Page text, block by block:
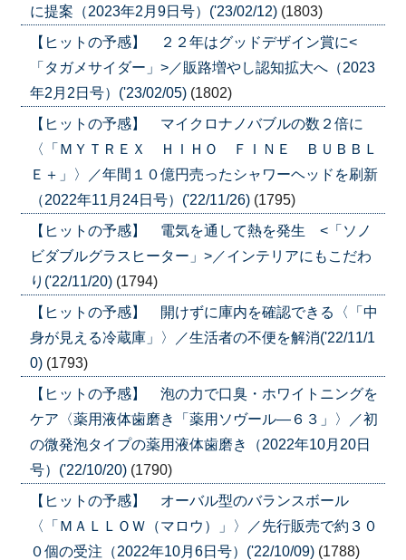
に提案（2023年2月9日号）('23/02/12) (1803)
【ヒットの予感】 ２２年はグッドデザイン賞に<
「タガメサイダー」>／販路増やし認知拡大へ（2023
年2月2日号）('23/02/05) (1802)
【ヒットの予感】 マイクロナノバブルの数２倍に
〈「ＭＹＴＲＥＸ ＨＩＨＯ ＦＩＮＥ ＢＵＢＢＬ
Ｅ＋」〉／年間１０億円売ったシャワーヘッドを刷新
（2022年11月24日号）('22/11/26) (1795)
【ヒットの予感】 電気を通して熱を発生 <「ソノ
ビダブルグラスヒーター」>／インテリアにもこだわ
り('22/11/20) (1794)
【ヒットの予感】 開けずに庫内を確認できる〈「中
身が見える冷蔵庫」〉／生活者の不便を解消('22/11/1
0) (1793)
【ヒットの予感】 泡の力で口臭・ホワイトニングを
ケア〈薬用液体歯磨き「薬用ソヴール―６３」〉／初
の微発泡タイプの薬用液体歯磨き（2022年10月20日
号）('22/10/20) (1790)
【ヒットの予感】 オーバル型のバランスボール
〈「ＭＡＬＬＯＷ（マロウ）」〉／先行販売で約３０
０個の受注（2022年10月6日号）('22/10/09) (1788)